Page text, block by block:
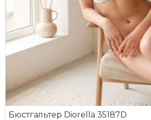
Бюстгальтер Diorella 35187D